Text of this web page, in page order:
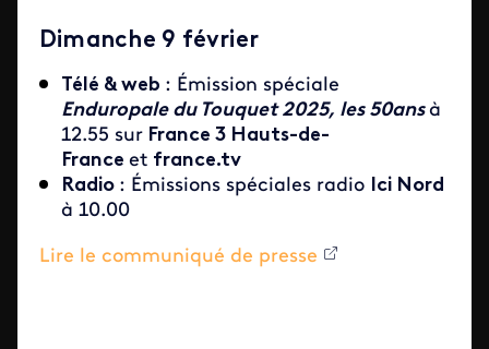
Dimanche 9 février
Télé & web : Émission spéciale
Enduropale du Touquet 2025, les 50ansà
12.55 sur France 3 Hauts-de-
France et france.tv
Radio : Émissions spéciales radio Ici Nord
à 10.00
Lire le communiqué de presse